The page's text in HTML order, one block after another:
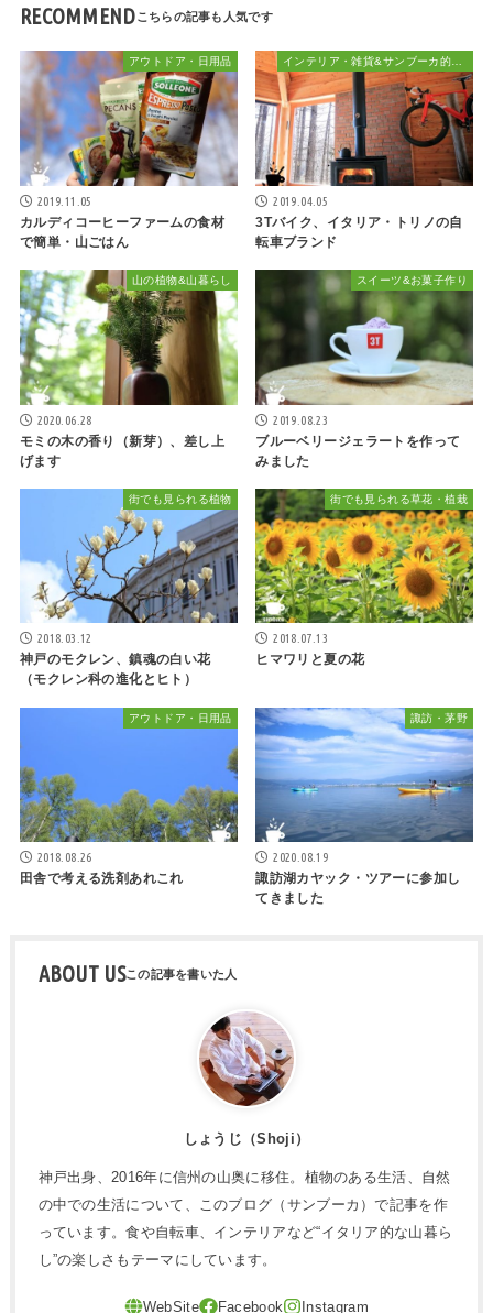
RECOMMEND
アウトドア・日用品
2019.11.05
カルディコーヒーファームの食材
で簡単・山ごはん
インテリア・雑貨&サンブーカ的おしゃれ
2019.04.05
3Tバイク、イタリア・トリノの自
転車ブランド
山の植物&山暮らし
2020.06.28
モミの木の香り（新芽）、差し上
げます
スイーツ&お菓子作り
2019.08.23
ブルーベリージェラートを作って
みました
街でも見られる植物
2018.03.12
神戸のモクレン、鎮魂の白い花
（モクレン科の進化とヒト）
街でも見られる草花・植栽
2018.07.13
ヒマワリと夏の花
アウトドア・日用品
2018.08.26
田舎で考える洗剤あれこれ
諏訪・茅野
2020.08.19
諏訪湖カヤック・ツアーに参加し
てきました
ABOUT US
しょうじ（Shoji）
神戸出身、2016年に信州の山奥に移住。植物のある生活、自然
の中での生活について、このブログ（サンブーカ）で記事を作
っています。食や自転車、インテリアなど“イタリア的な山暮ら
し”の楽しさもテーマにしています。